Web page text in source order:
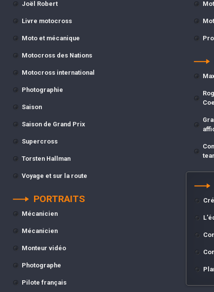
Joël Robert
Livre motocross
Moto et mécanique
Motocross des Nations
Motocross international
Photographie
Saison
Saison de Grand Prix
Supercross
Torsten Hallman
Voyage et sur la route
PORTRAITS
Mécanicien
Mécanicien
Monteur vidéo
Photographe
Pilote français